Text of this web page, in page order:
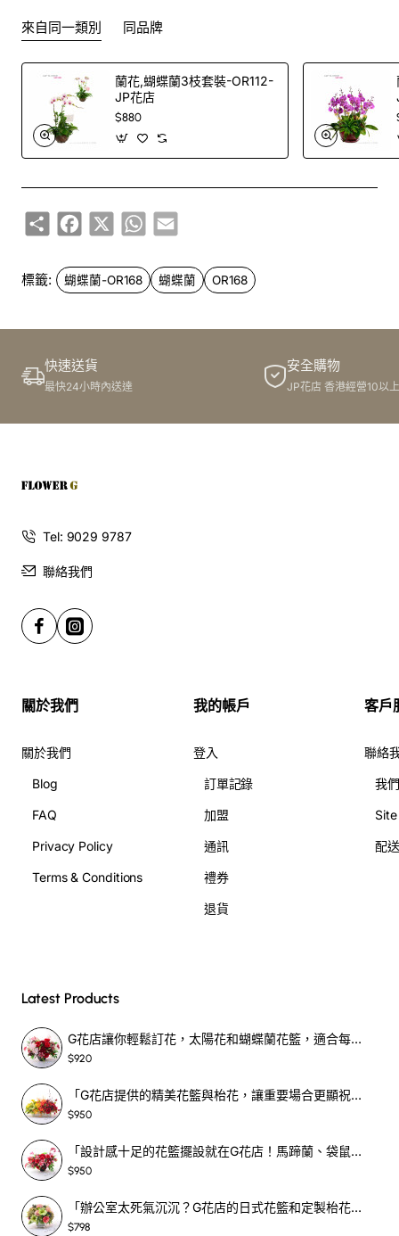
此花束價格不適用於(情人節期間 4/2-16/2)
來自同一類別 同品牌
蘭花,蝴蝶蘭3枝套裝-OR112-
JP花店
$880
ShareFacebook
X WhatsApp
Email
標籤: 蝴蝶蘭-OR168 蝴蝶蘭 OR168
快速送貨
最快24小時內送達
安全購物
JP花店 香港經營10以
Tel: 9029 9787
聯絡我們
關於我們
關於我們
Blog
FAQ
Privacy Policy
Terms & Conditions
我的帳戶
登入
訂單記錄
加盟
通訊
禮券
退貨
客戶
聯絡
我
配
Latest Products
G花店讓你輕鬆訂花，太陽花和蝴蝶蘭花籃，適合每個重要時刻！-SF390
$920
「G花店提供的精美花籃與枱花，讓重要場合更顯祝賀與喜悅，適合各種用場！」-SF398
$950
「設計感十足的花籃擺設就在G花店！馬蹄蘭、袋鼠爪、罌粟花，為你的重大場合增光添彩！」-SF209
$950
「辦公室太死氣沉沉？G花店的日式花籃和定製枱花，為你帶來新鮮感！」-SF465
$798